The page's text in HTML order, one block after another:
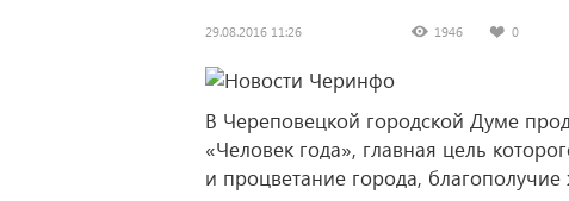
29.08.2016 11:26 1946 0
В Череповецкой городской Думе
«Человек года», главная цель
и процветание города, благополучие